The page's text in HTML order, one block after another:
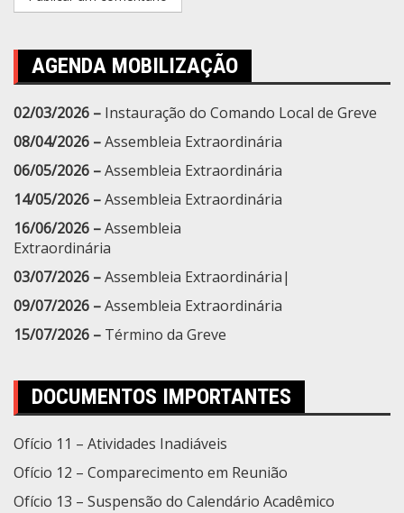
AGENDA MOBILIZAÇÃO
02/03/2026 – Instauração do Comando Local de Greve
08/04/2026 –Assembleia Extraordinária
06/05/2026 –Assembleia Extraordinária
14/05/2026 –Assembleia Extraordinária
16/06/2026 –Assembleia
Extraordinária
03/07/2026 –Assembleia Extraordinária|
09/07/2026 –Assembleia Extraordinária
15/07/2026 – Término da Greve
DOCUMENTOS IMPORTANTES
Ofício 11 – Atividades Inadiáveis
Ofício 12 – Comparecimento em Reunião
Ofício 13 – Suspensão do Calendário Acadêmico